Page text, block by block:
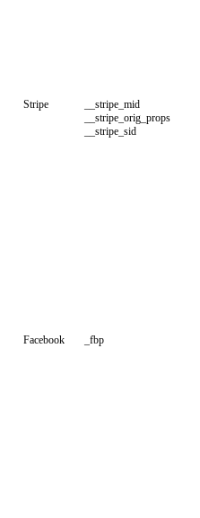
Stripe
__stripe_mid
__stripe_orig_props
__stripe_sid
Facebook _fbp